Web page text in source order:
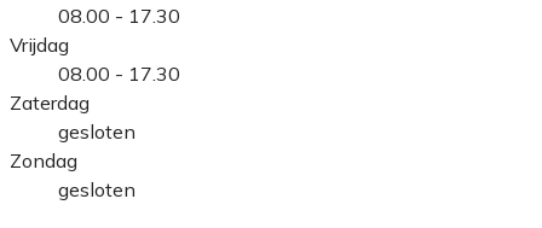
08.00 - 17.30
Vrijdag
08.00 - 17.30
Zaterdag
gesloten
Zondag
gesloten